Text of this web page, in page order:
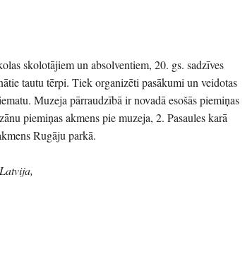
skolotājiem un absolventiem, 20. gs. sadzīves
tautu tērpi. Tiek organizēti pasākumi un veidotas
Muzeja pārraudzībā ir novadā esošās piemiņas
piemiņas akmens pie muzeja, 2. Pasaules karā
Rugāju parkā.